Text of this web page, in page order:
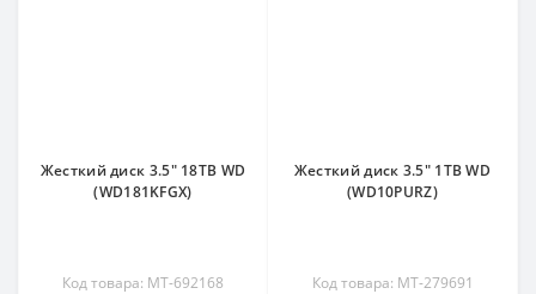
Жесткий диск 3.5" 18TB WD
(WD181KFGX)
Код товара: MT-692168
Жесткий диск 3.5" 1TB WD
(WD10PURZ)
Код товара: MT-279691